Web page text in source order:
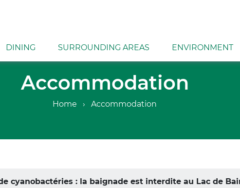
DINING SURROUNDING AREAS ENVIRONMENT
Accommodation
Home Accommodation
cyanobactéries : la baignade est interdite au Lac de